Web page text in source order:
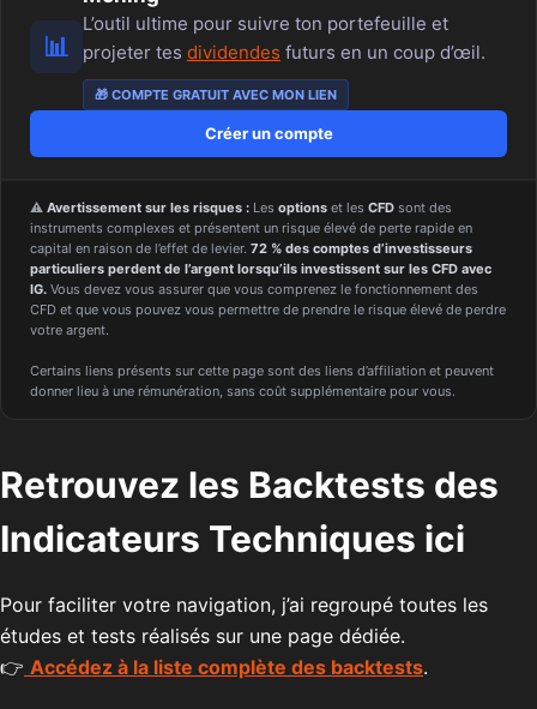
📊
L’outil ultime pour suivre ton portefeuille et
projeter tes dividendes futurs en un coup d’œil.
🎁 COMPTE GRATUIT AVEC MON LIEN
Créer un compte
⚠️ Avertissement sur les risques : Les options et les CFD sont des
instruments complexes et présentent un risque élevé de perte rapide en
capital en raison de l’effet de levier. 72 % des comptes d’investisseurs
particuliers perdent de l’argent lorsqu’ils investissent sur les CFD avec
IG. Vous devez vous assurer que vous comprenez le fonctionnement des
CFD et que vous pouvez vous permettre de prendre le risque élevé de perdre
votre argent.
Certains liens présents sur cette page sont des liens d’affiliation et peuvent
donner lieu à une rémunération, sans coût supplémentaire pour vous.
Retrouvez les Backtests des
Indicateurs Techniques ici
Pour faciliter votre navigation, j’ai regroupé toutes les
études et tests réalisés sur une page dédiée.
👉 Accédez à la liste complète des backtests.